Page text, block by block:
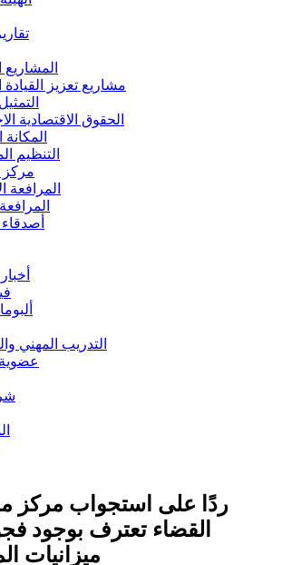
المشاريع
مشاريع تعزيز القيادة
الحقوق الاقتصادية
المكانة
التنظيم
مركز
المرافعة
التدريب المهني
ردًا على استجواب مركز
القضاء تعترف بوجود
ميزانيات